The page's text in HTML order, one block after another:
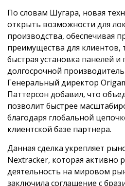
По словам Шугара, новая
открыть возможности для
производства, обеспечивая
преимущества для клиентов,
быстрая установка панелей
долгосрочной
Генеральный директор
Паттерсон добавил, что
позволит быстрее
благодаря глобальной
клиентской базе партнера.
Данная сделка укрепляет
Nextracker, которая активно
деятельность на мировом
заключила соглашение с